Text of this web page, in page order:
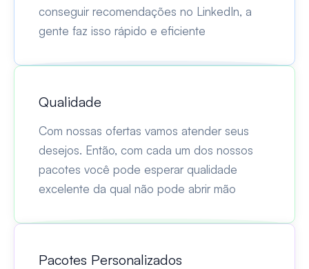
conseguir recomendações no LinkedIn, a
gente faz isso rápido e eficiente
Qualidade
Com nossas ofertas vamos atender seus
desejos. Então, com cada um dos nossos
pacotes você pode esperar qualidade
excelente da qual não pode abrir mão
Pacotes Personalizados